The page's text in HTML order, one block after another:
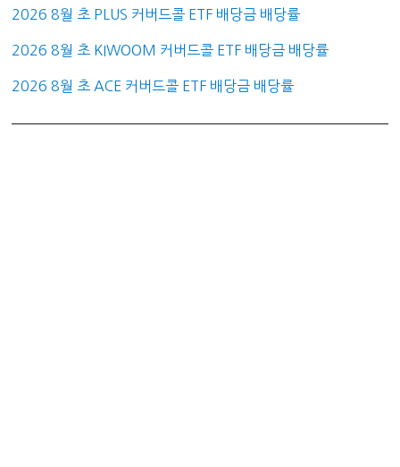
2026 8월 초 PLUS 커버드콜 ETF 배당금 배당률
2026 8월 초 KIWOOM 커버드콜 ETF 배당금 배당률
2026 8월 초 ACE 커버드콜 ETF 배당금 배당률